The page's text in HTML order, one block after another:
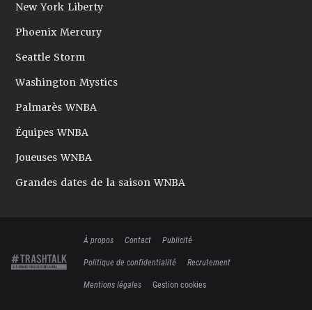
New York Liberty
Phoenix Mercury
Seattle Storm
Washington Mystics
Palmarès WNBA
Équipes WNBA
Joueuses WNBA
Grandes dates de la saison WNBA
À propos Contact
Publicité
Politique de confidentialité
Recrutement
Mentions légales
Gestion cookies